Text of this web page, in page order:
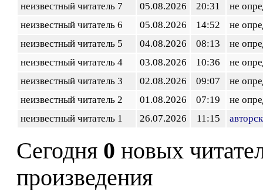
неизвестный читатель 7
05.08.2026 20:31
не
неизвестный читатель 6
05.08.2026 14:52
не
неизвестный читатель 5
04.08.2026 08:13
не
неизвестный читатель 4
03.08.2026 10:36
не
неизвестный читатель 3
02.08.2026 09:07
не
неизвестный читатель 2
01.08.2026 07:19
не
неизвестный читатель 1
26.07.2026 11:15
Сегодня 0 новых
произведения